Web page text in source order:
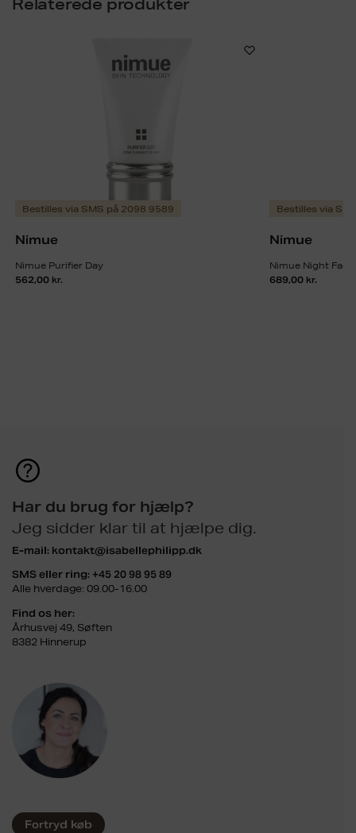
Relaterede produkter
Bestilles via SMS på 2098 9589
Nimue
Nimue Purifier Day
562,00 kr.
Bestilles via
Nimue
Nimue Night
689,00 kr.
Har du brug for hjælp?
Jeg sidder klar til at hjælpe dig.
E-mail: kontakt@isabellephilipp.dk
SMS eller ring: +45 20 98 95 89
Alle hverdage: 09.00-16.00
Find os her:
Århusvej 49, Søften
8382 Hinnerup
Fortryd køb